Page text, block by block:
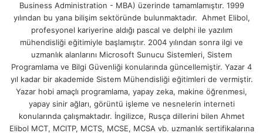
Active Directory kullanıcısı oluşturabilirsiniz
diye düşünüyoruz. Bu makalede ki asıl amaç
Powershell ile entegrasyon senaryolarına
giriş yapabilmektir.
Powershell Active Directory
Toplu Kullanıcı Oluşturma İşlemi
Business Administration - MBA) üzerinde tamamlamıştır. 1999
yılından bu yana bilişim sektöründe bulunmaktadır. Ahmet Elibol,
profesyonel kariyerine aldığı pascal ve delphi ile yazılım
mühendisliği eğitimiyle başlamıştır. 2004 yılından sonra ilgi ve
uzmanlık alanlarını Microsoft Sunucu Sistemleri, Sistem
Programlama ve Bilgi Güvenliği konularında güncellemiştir. Yazar 4
yıl kadar bir akademide Sistem Mühendisliği eğitimleri de vermiştir.
Yazar hobi amaçlı programlama, yapay zeka, makine öğrenmesi,
yapay sinir ağları, görüntü işleme ve nesnelerin interneti
konularında çalışmaktadır. İngilizce, Rusça dillerini bilen Ahmet
Elibol MCT, MCITP, MCTS, MCSE, MCSA vb. uzmanlık sertifikalarına